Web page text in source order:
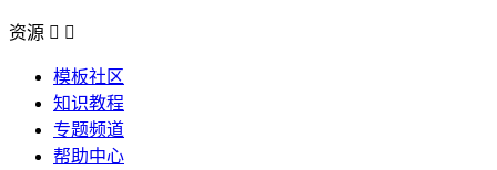
资源  
模板社区
知识教程
专题频道
帮助中心